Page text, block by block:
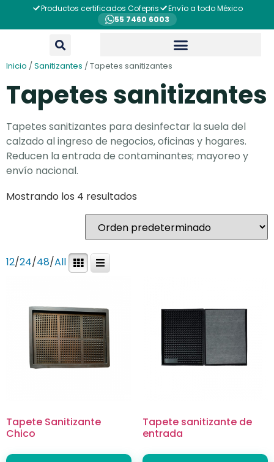
Productos certificados Cofepris
Envío a todo México
55 7460 6003
Inicio /Sanitizantes / Tapetes sanitizantes
Tapetes sanitizantes
Tapetes sanitizantes para desinfectar la suela del
calzado al ingreso de negocios, oficinas y hogares.
Reducen la entrada de contaminantes; mayoreo y
envío nacional.
Mostrando los 4 resultados
12/24/48/All
Tapete Sanitizante
Chico
Tapete sanitizante de
entrada